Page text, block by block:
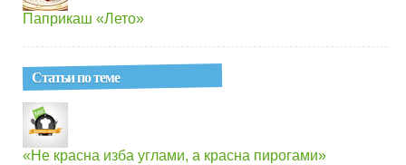
Паприкаш «Лето»
Статьи по теме
«Не красна изба углами, а красна пирогами»